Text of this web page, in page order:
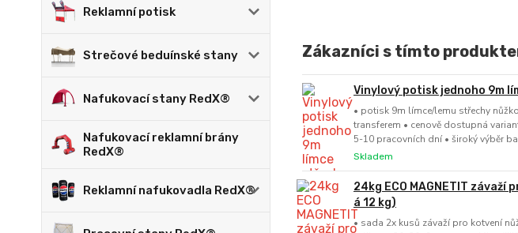
Reklamní potisk
Strečové beduínské stany
Nafukovací stany RedX®
Nafukovací reklamní brány
RedX®
Reklamní nafukovadla RedX®
Zákazníci s tímto
Vinylový potisk jednoho 9m
• potisk 9m límce/lemu střechy
transferem • cenově dostupná
5-10 pracovních dní • široký výběr
Skladem
24kg ECO MAGNETIT závaží
á 12 kg)
• sada 2x kusů závaží pro kotvení